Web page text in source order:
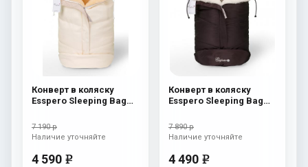
Конверт в коляску
Esspero Sleeping Bag
шерсть) Beige
7 190 р
4 590 e
Наличие уточняйте
Конверт в коляску
Esspero Sleeping Bag
100% шерсть) Chocolat
7 890 р
4 490 e
Наличие уточняйте